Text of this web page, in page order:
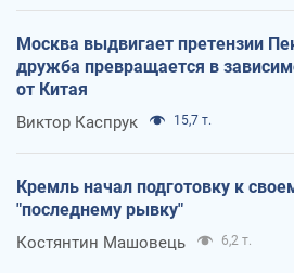
Москва выдвигает претензии
дружба превращается в
от Китая
Виктор Каспрук 15,7 т.
Кремль начал подготовку к
"последнему рывку"
Костянтин Машовець 6,2 т.